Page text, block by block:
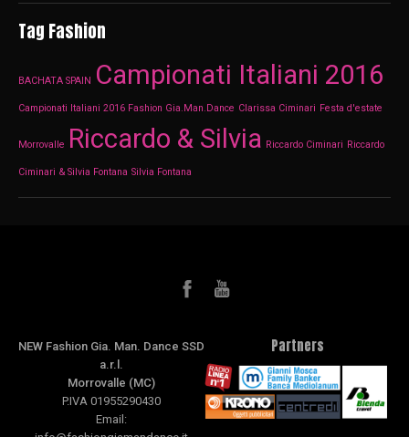
Tag Fashion
BACHATA SPAIN Campionati Italiani 2016
Campionati Italiani 2016 Fashion Gia.Man.Dance Clarissa Ciminari Festa d'estate
Morrovalle Riccardo & Silvia Riccardo Ciminari Riccardo
Ciminari & Silvia Fontana Silvia Fontana
NEW Fashion Gia. Man. Dance SSD
a.r.l.
Morrovalle (MC)
P.IVA 01955290430
Email:
Partners